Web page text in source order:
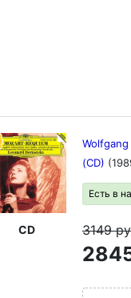
CD
(CD)
Есть в
3149